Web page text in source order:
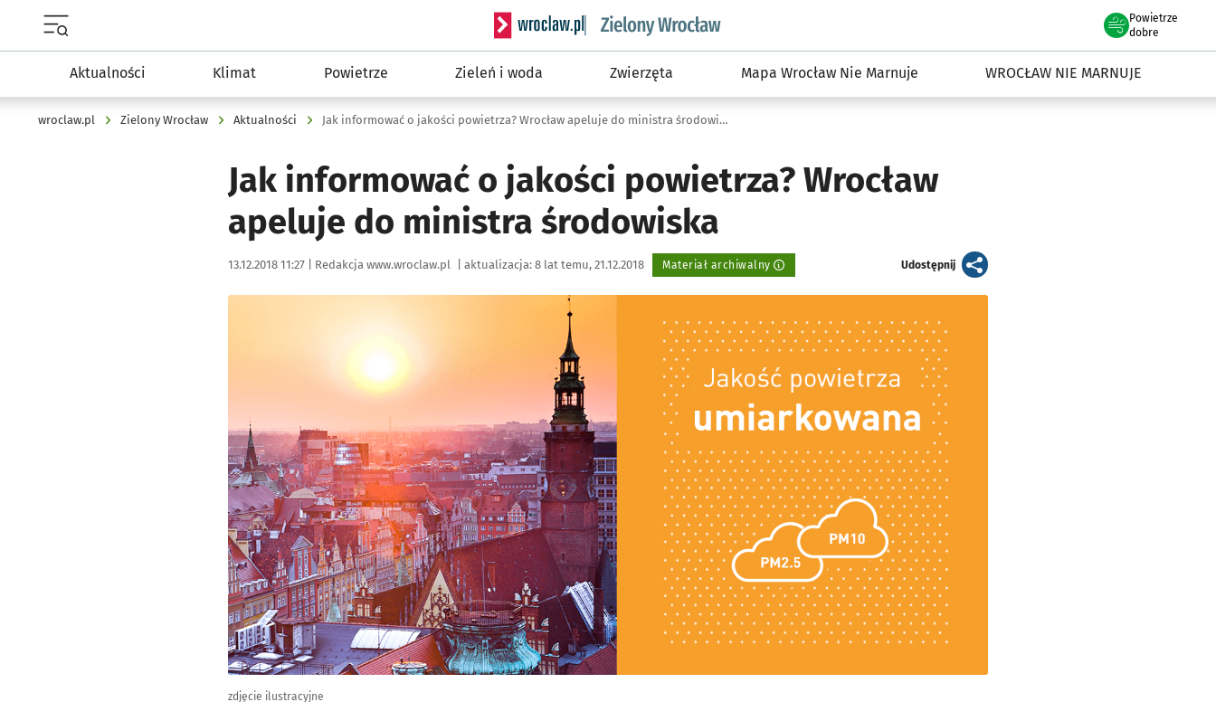
Serwis informacyjny wroclaw.pl podserwis: Środowisko we Wrocławiu
Powietrze
we Wrocławiu
dobre
Aktualności Klimat Powietrze Zieleń i woda Zwierzęta Mapa Wrocław Nie Marnuje WROCŁAW NIE MARNUJE
wroclaw.pl Zielony Wrocław Aktualności Jak informować o jakości powietrza? Wrocław apeluje do ministra środowiska
Jak informować o jakości powietrza? Wrocław
apeluje do ministra środowiska
Data publikacji:
13.12.2018 11:27 | Autor:
Redakcja www.wroclaw.pl aktualizacja: 8 lat temu, 21.12.2018 Materiał archiwalny Udostępnijartykuł
zdjęcie ilustracyjne